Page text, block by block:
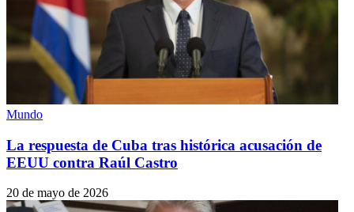
Mundo
La respuesta de Cuba tras histórica acusación de
EEUU contra Raúl Castro
20 de mayo de 2026